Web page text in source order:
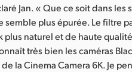
Jan. « Que ce soit dans les
semble plus épurée. Le filtre
plus naturel et de haute
très bien les caméras
la Cinema Camera 6K. Je